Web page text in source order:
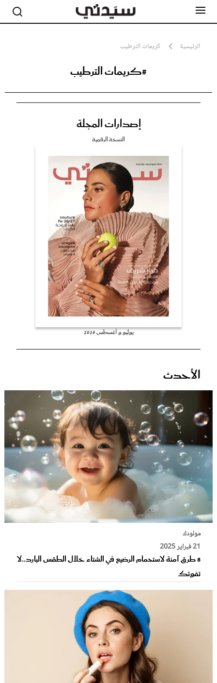
الرئيسية كريمات الترطيب
#كريمات الترطيب
إصدارات المجلة
النسخة الرقمية
يوليو و أغسطس 2026
الأحدث
مولودك
21 فبراير 2025
8 طرق آمنة لاستحمام الرضيع في الشتاء خلال الطقس البارد..لا
تفوتك
جمال
صحة ورشاقة
عروس سيدتي
غلاف رفمي